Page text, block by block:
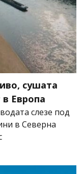
сушата
Европа
слезе под
в Северна